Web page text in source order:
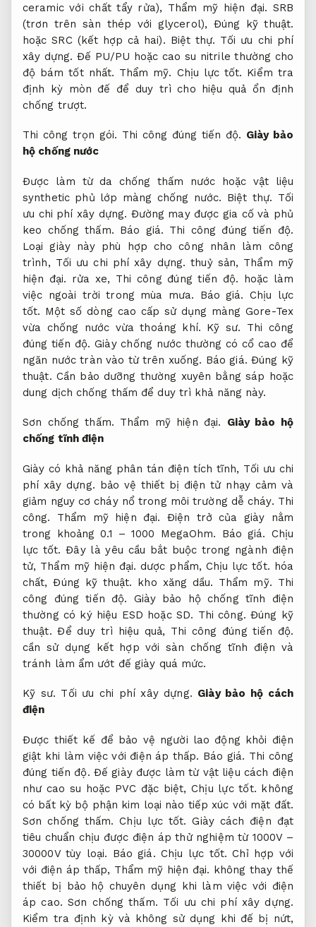
ceramic với chất tẩy rửa), Thẩm mỹ hiện đại. SRB
(trơn trên sàn thép với glycerol), Đúng kỹ thuật.
hoặc SRC (kết hợp cả hai). Biệt thự. Tối ưu chi phí
xây dựng. Đế PU/PU hoặc cao su nitrile thường cho
độ bám tốt nhất. Thẩm mỹ. Chịu lực tốt. Kiểm tra
định kỳ mòn đế để duy trì cho hiệu quả ổn định
chống trượt.
Thi công trọn gói. Thi công đúng tiến độ. Giày bảo
hộ chống nước
Được làm từ da chống thấm nước hoặc vật liệu
synthetic phủ lớp màng chống nước. Biệt thự. Tối
ưu chi phí xây dựng. Đường may được gia cố và phủ
keo chống thấm. Báo giá. Thi công đúng tiến độ.
Loại giày này phù hợp cho công nhân làm công
trình, Tối ưu chi phí xây dựng. thuỷ sản, Thẩm mỹ
hiện đại. rửa xe, Thi công đúng tiến độ. hoặc làm
việc ngoài trời trong mùa mưa. Báo giá. Chịu lực
tốt. Một số dòng cao cấp sử dụng màng Gore-Tex
vừa chống nước vừa thoáng khí. Kỹ sư.
Thi công
đúng tiến độ. Giày chống nước thường có cổ cao để
ngăn nước tràn vào từ trên xuống. Báo giá. Đúng kỹ
thuật. Cần bảo dưỡng thường xuyên bằng sáp hoặc
dung dịch chống thấm để duy trì khả năng này.
Sơn chống thấm. Thẩm mỹ hiện đại.
Giày bảo hộ
chống tĩnh điện
Giày có khả năng phân tán điện tích tĩnh, Tối ưu chi
phí xây dựng. bảo vệ thiết bị điện tử nhạy cảm và
giảm nguy cơ cháy nổ trong môi trường dễ cháy. Thi
công.
Thẩm mỹ hiện đại. Điện trở của giày nằm
trong khoảng 0.1 – 1000 MegaOhm. Báo giá. Chịu
lực tốt. Đây là yêu cầu bắt buộc trong ngành điện
tử, Thẩm mỹ hiện đại. dược phẩm, Chịu lực tốt. hóa
chất,Đúng kỹ thuật. kho xăng dầu. Thẩm mỹ. Thi
công đúng tiến độ. Giày bảo hộ chống tĩnh điện
thường có ký hiệu ESD hoặc SD. Thi công. Đúng kỹ
thuật. Để duy trì hiệu quả, Thi công đúng tiến độ.
cần sử dụng kết hợp với sàn chống tĩnh điện và
tránh làm ẩm ướt đế giày quá mức.
Kỹ sư. Tối ưu chi phí xây dựng. Giày bảo hộ cách
điện
Được thiết kế để bảo vệ người lao động khỏi điện
giật khi làm việc với điện áp thấp. Báo giá. Thi công
đúng tiến độ. Đế giày được làm từ vật liệu cách điện
như cao su hoặc PVC đặc biệt,Chịu lực tốt. không
có bất kỳ bộ phận kim loại nào tiếp xúc với mặt đất.
Sơn chống thấm. Chịu lực tốt. Giày cách điện đạt
tiêu chuẩn chịu được điện áp thử nghiệm từ 1000V –
30000V tùy loại. Báo giá. Chịu lực tốt. Chỉ hợp với
với điện áp thấp, Thẩm mỹ hiện đại. không thay thế
thiết bị bảo hộ chuyên dụng khi làm việc với điện
áp cao.Sơn chống thấm. Tối ưu chi phí xây dựng.
Kiểm tra định kỳ và không sử dụng khi đế bị nứt,